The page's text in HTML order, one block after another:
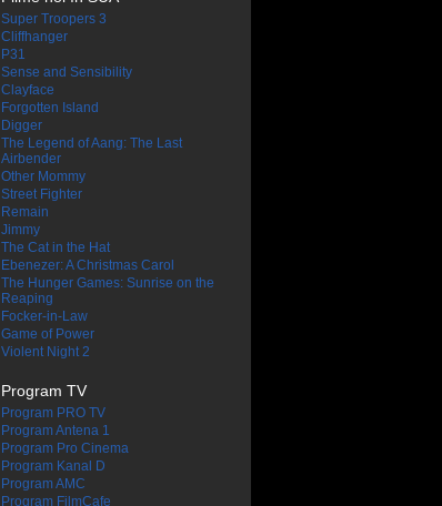
Super Troopers 3
Cliffhanger
P31
Sense and Sensibility
Clayface
Forgotten Island
Digger
The Legend of Aang: The Last
Airbender
Other Mommy
Street Fighter
Remain
Jimmy
The Cat in the Hat
Ebenezer: A Christmas Carol
The Hunger Games: Sunrise on the
Reaping
Focker-in-Law
Game of Power
Violent Night 2
Program TV
Program PRO TV
Program Antena 1
Program Pro Cinema
Program Kanal D
Program AMC
Program FilmCafe